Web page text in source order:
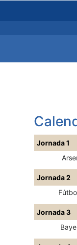
Jornada 1
Jornada 2
Jornada 3